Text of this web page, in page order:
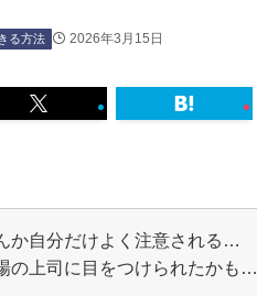
る方法 2026年3月15日
か自分だけよく注意される…
の上司に目をつけられたかも…